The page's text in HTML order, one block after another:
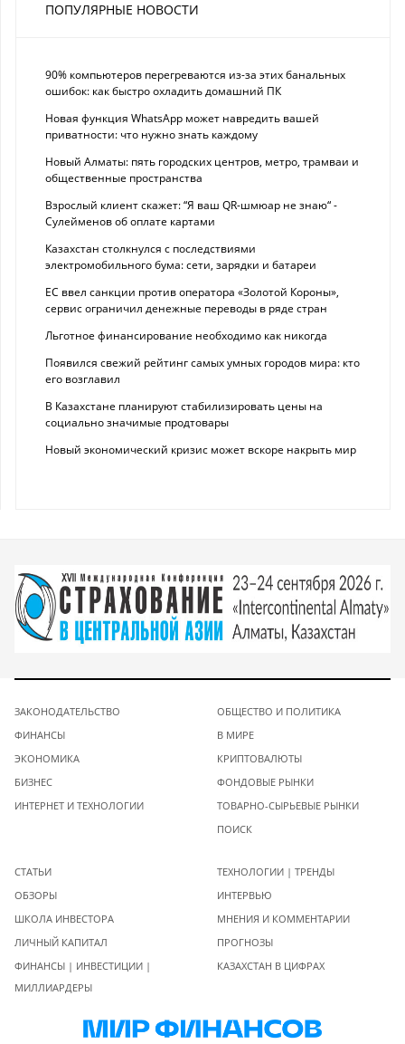
ПОПУЛЯРНЫЕ НОВОСТИ
90% компьютеров перегреваются из-за этих банальных
ошибок: как быстро охладить домашний ПК
Новая функция WhatsApp может навредить вашей
приватности: что нужно знать каждому
Новый Алматы: пять городских центров, метро, трамваи и
общественные пространства
Взрослый клиент скажет: “Я ваш QR-шмюар не знаю“ -
Сулейменов об оплате картами
Казахстан столкнулся с последствиями
электромобильного бума: сети, зарядки и батареи
ЕС ввел санкции против оператора «Золотой Короны»,
сервис ограничил денежные переводы в ряде стран
Льготное финансирование необходимо как никогда
Появился свежий рейтинг самых умных городов мира: кто
его возглавил
В Казахстане планируют стабилизировать цены на
социально значимые продтовары
Новый экономический кризис может вскоре накрыть мир
ЗАКОНОДАТЕЛЬСТВО
ФИНАНСЫ
ЭКОНОМИКА
БИЗНЕС
ИНТЕРНЕТ И ТЕХНОЛОГИИ
ОБЩЕСТВО И ПОЛИТИКА
В МИРЕ
КРИПТОВАЛЮТЫ
ФОНДОВЫЕ РЫНКИ
ТОВАРНО-СЫРЬЕВЫЕ РЫНКИ
ПОИСК
СТАТЬИ
ОБЗОРЫ
ШКОЛА ИНВЕСТОРА
ЛИЧНЫЙ КАПИТАЛ
ФИНАНСЫ | ИНВЕСТИЦИИ |
МИЛЛИАРДЕРЫ
ТЕХНОЛОГИИ | ТРЕНДЫ
ИНТЕРВЬЮ
МНЕНИЯ И КОММЕНТАРИИ
ПРОГНОЗЫ
КАЗАХСТАН В ЦИФРАХ